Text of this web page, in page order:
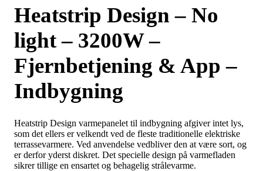
Heatstrip Design – No
light – 3200W –
Fjernbetjening & App –
Indbygning
Heatstrip Design varmepanelet til indbygning afgiver intet lys,
som det ellers er velkendt ved de fleste traditionelle elektriske
terrassevarmere. Ved anvendelse vedbliver den at være sort, og
er derfor yderst diskret. Det specielle design på varmefladen
sikrer tillige en ensartet og behagelig strålevarme.